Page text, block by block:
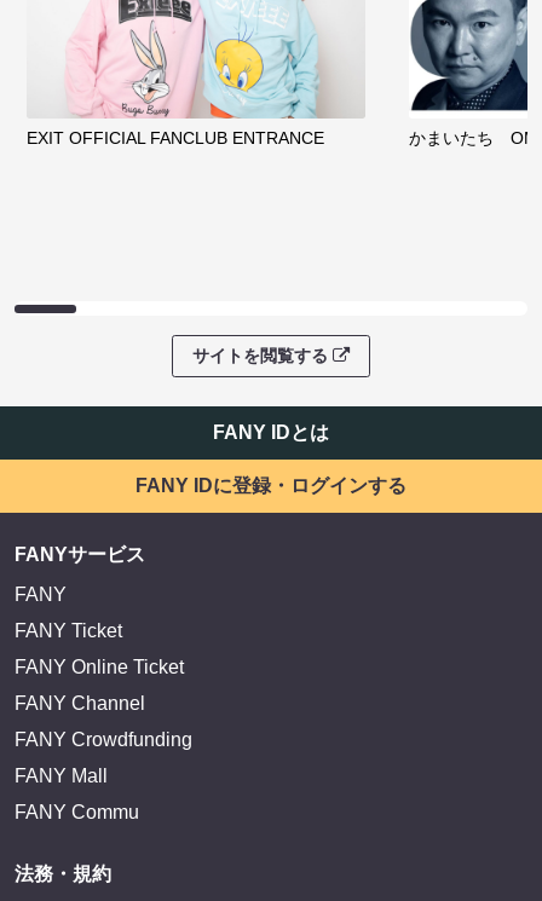
EXIT OFFICIAL FANCLUB ENTRANCE かまいたち
サイトを閲覧する
FANY IDとは
FANY IDに登録・ログインする
FANYサービス
FANY
FANY Ticket
FANY Online Ticket
FANY Channel
FANY Crowdfunding
FANY Mall
FANY Commu
法務・規約